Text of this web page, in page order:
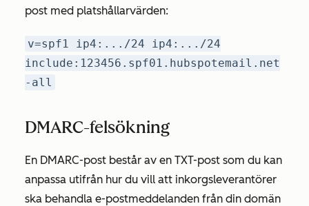
post med platshållarvärden:
v=spf1 ip4:.../24 ip4:.../24
include:123456.spf01.hubspotemail.net
-all
DMARC-felsökning
En DMARC-post består av en TXT-post som du kan
anpassa utifrån hur du vill att inkorgsleverantörer
ska behandla e-postmeddelanden från din domän